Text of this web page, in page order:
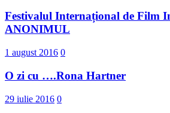
Festivalul Internațional de Film
ANONIMUL
1 august 2016 0
O zi cu ….Rona Hartner
29 iulie 2016 0